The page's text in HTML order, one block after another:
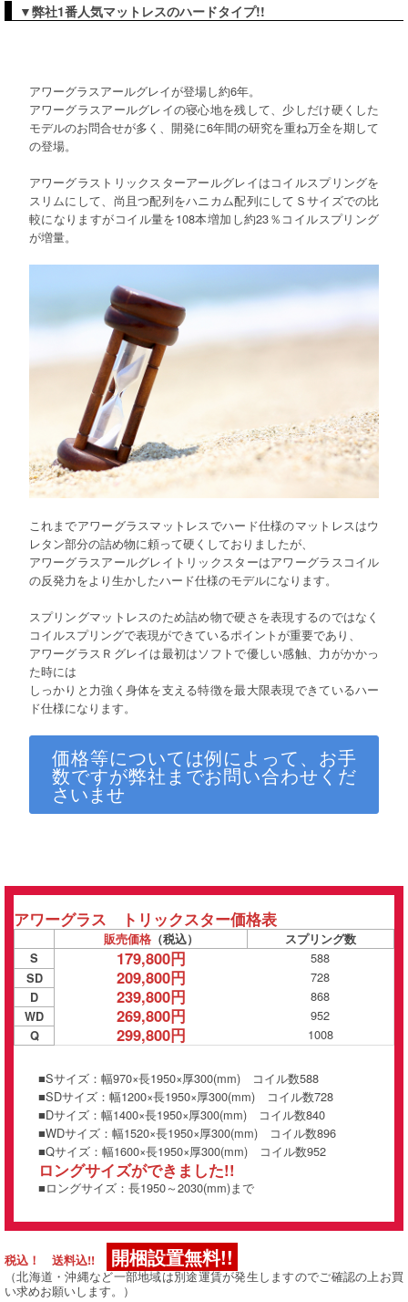
▼弊社1番人気マットレスのハードタイプ!!
アワーグラスアールグレイが登場し約6年。
アワーグラスアールグレイの寝心地を残して、少しだけ硬くした
モデルのお問合せが多く、開発に6年間の研究を重ね万全を期して
の登場。
アワーグラストリックスターアールグレイはコイルスプリングを
スリムにして、尚且つ配列をハニカム配列にしてＳサイズでの比
較になりますがコイル量を108本増加し約23％コイルスプリング
が増量。
これまでアワーグラスマットレスでハード仕様のマットレスはウ
レタン部分の詰め物に頼って硬くしておりましたが、
アワーグラスアールグレイトリックスターはアワーグラスコイル
の反発力をより生かしたハード仕様のモデルになります。
スプリングマットレスのため詰め物で硬さを表現するのではなく
コイルスプリングで表現ができているポイントが重要であり、
アワーグラスＲグレイは最初はソフトで優しい感触、力がかかっ
た時には
しっかりと力強く身体を支える特徴を最大限表現できているハー
ド仕様になります。
価格等については例によって、お手
数ですが弊社までお問い合わせくだ
さいませ
アワーグラス トリックスター価格表
販売価格（税込）
スプリング数
S
179,800円 588
SD 209,800円 728
D 239,800円 868
WD 269,800円 952
Q 299,800円 1008
■Sサイズ：幅970×長1950×厚300(mm) コイル数588
■SDサイズ：幅1200×長1950×厚300(mm) コイル数728
■Dサイズ：幅1400×長1950×厚300(mm) コイル数840
■WDサイズ：幅1520×長1950×厚300(mm) コイル数896
■Qサイズ：幅1600×長1950×厚300(mm) コイル数952
ロングサイズができました!!
■ロングサイズ：長1950～2030(mm)まで
税込！ 送料込!! 開梱設置無料!!
（北海道・沖縄など一部地域は別途運賃が発生しますのでご確認の上お買
い求めお願いします。）